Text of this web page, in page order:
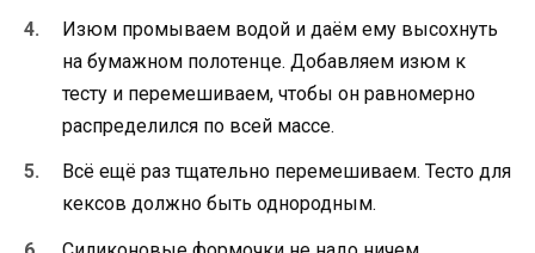
Изюм промываем водой и даём ему высохнуть
на бумажном полотенце. Добавляем изюм к
тесту и перемешиваем, чтобы он равномерно
распределился по всей массе.
Всё ещё раз тщательно перемешиваем. Тесто для
кексов должно быть однородным.